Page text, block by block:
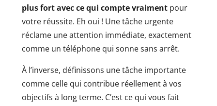
plus fort avec ce qui compte vraimentpour
votre réussite. Eh oui ! Une tâche urgente
réclame une attention immédiate, exactement
comme un téléphone qui sonne sans arrêt.
À l’inverse, définissons une tâche importante
comme celle qui contribue réellement à vos
objectifs à long terme. C’est ce qui vous fait